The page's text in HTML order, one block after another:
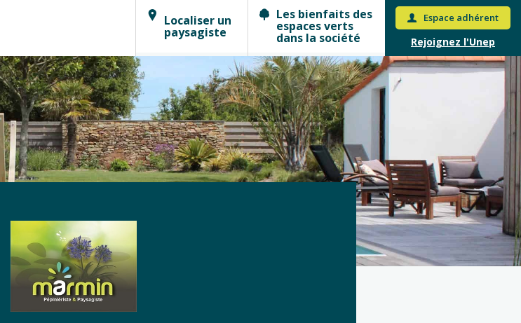
Localiser un
paysagiste
Les bienfaits des
espaces verts
dans la société
Espace adhérent
Rejoignez l'Unep